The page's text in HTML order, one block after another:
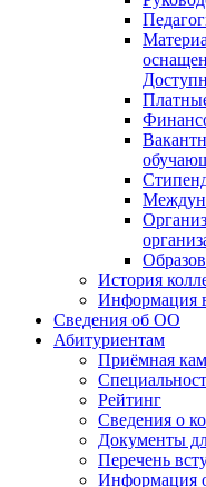
История
Информация
Сведения об ОО
Абитуриентам
Приёмная
Рейтинг
Сведения о
Документы
Перечень
Информация